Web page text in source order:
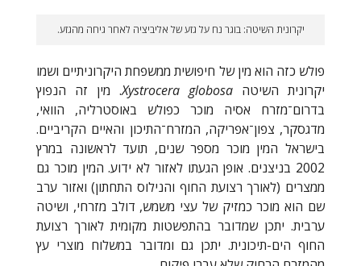
יקרונית השיטה: בוגר נח על גזע של אליביציה לאחר גיחה מהגזע.
פולש כזה הוא מין של חיפושית ממשפחת היקרוניתיים ושמו
יקרונית השיטה Xystrocera globosa. מין זה הנפוץ
בדרום־מזרח אסיה מוכר כפולש באוסטרליה, הוואי,
מדגסקר, צפון־אפריקה, המזרח־התיכון והאיים הקריביים.
בישראל המין מוכר מספר שנים, תועד לראשונה במרץ
2002 בניצנים. אופן הגעתו לאזור לא ידוע. המין מוכר גם
ממצרים (לאורך רצועת החוף והנילוס התחתון) ואזור ערב
שם הוא מוכר כמזיק של עצי משמש, דולב מזרחי, ושיטה
ערבית. יתכן שמדובר בהתפשטות מקומית לאורך רצועת
החוף הים-תיכונית. יתכן גם ומדובר במשלוח מוצרי עץ